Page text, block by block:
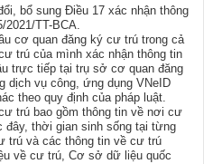
bổ sung Điều 17 xác nhận thông
TT-BCA.
cơ quan đăng ký cư trú trong cả
trú của mình xác nhận thông tin
trực tiếp tại trụ sở cơ quan đăng
dịch vụ công, ứng dụng VNeID
theo quy định của pháp luật.
trú bao gồm thông tin về nơi cư
thời gian sinh sống tại từng
trú và các thông tin về cư trú
về cư trú, Cơ sở dữ liệu quốc